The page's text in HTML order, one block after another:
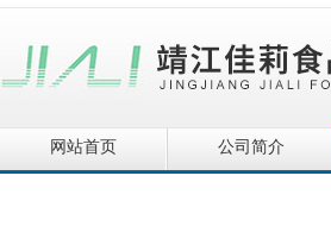
网站首页 公司简介